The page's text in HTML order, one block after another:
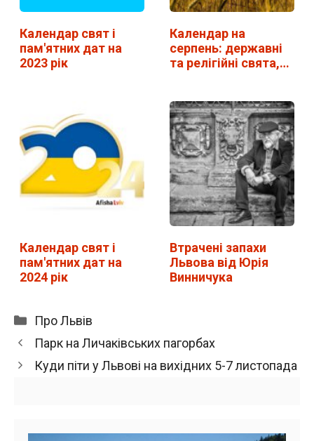
Календар свят і
пам'ятних дат на
2023 рік
Календар на
серпень: державні
та релігійні свята,…
Календар свят і
пам'ятних дат на
2024 рік
Втрачені запахи
Львова від Юрія
Винничука
Категорії
Про Львів
Парк на Личаківських пагорбах
Куди піти у Львові на вихідних 5-7 листопада